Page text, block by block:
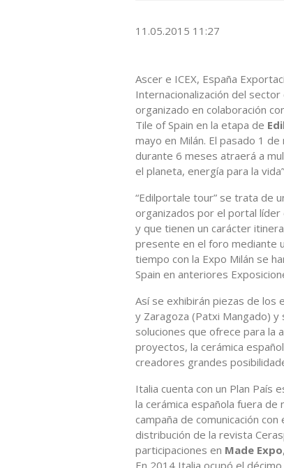
11.05.2015 11:27
Ascer e ICEX, España
Internacionalización del
organizado en colaboración
Tile of Spain en la etapa de
mayo en Milán. El pasado 1
durante 6 meses atraerá a
el planeta, energía para la
“Edilportale tour” se trata de
organizados por el portal líder
y que tienen un carácter
presente en el foro mediante
tiempo con la Expo Milán se
Spain en anteriores
Así se exhibirán piezas de los
y Zaragoza (Patxi Mangado)
soluciones que ofrece para
proyectos, la cerámica
creadores grandes
Italia cuenta con un Plan País
la cerámica española fuera
campaña de comunicación
distribución de la revista
participaciones en Made Expo
En 2014 Italia ocupó el